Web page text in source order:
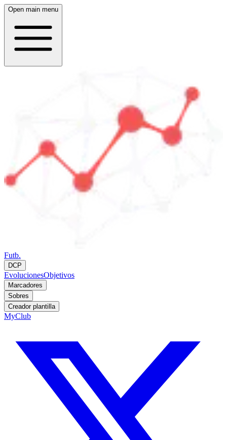
Open main menu
Futb.
DCP
EvolucionesObjetivos
Marcadores
Sobres
Creador plantilla
MyClub